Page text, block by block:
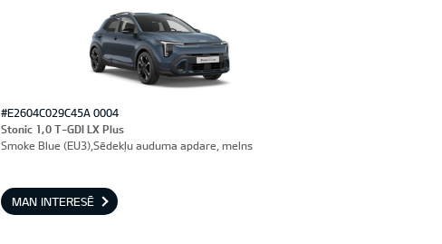
#E2604C029C45A 0004
Stonic 1,0 T-GDI LX Plus
Smoke Blue (EU3),Sēdekļu auduma apdare, melns
MAN INTERESĒ